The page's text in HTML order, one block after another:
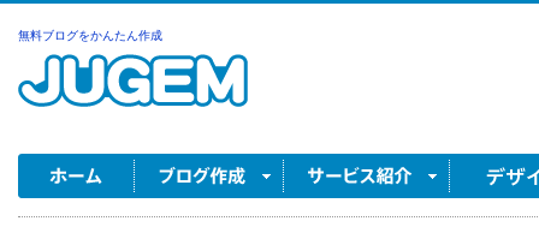
無料ブログをかんたん作成